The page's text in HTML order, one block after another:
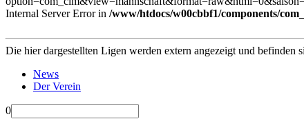
Internal Server Error in /www/htdocs/w00cbbf1/components/
Die hier dargestellten Ligen werden extern angezeigt und befinden
News
Der Verein
0